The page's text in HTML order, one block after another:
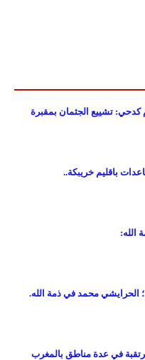
كدحي: تشييع الجثمان بمقبرة
باقليم خريبكة..
الله:
الحرايشي محمد في ذمة الله.
في عدة مناطق بالمغرب